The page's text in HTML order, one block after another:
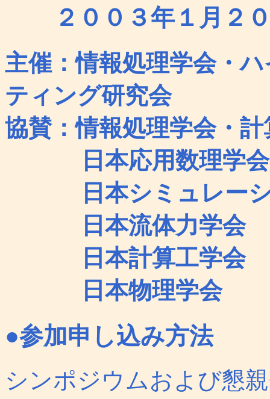
２００３年１月２
主催：情報処理学会・
ティング研究会
協賛：情報処理学会・
日本応用数理学会
日本シミュレーシ
日本流体力学会
日本計算工学会
日本物理学会
●参加申し込み方法
シンポジウムおよび懇